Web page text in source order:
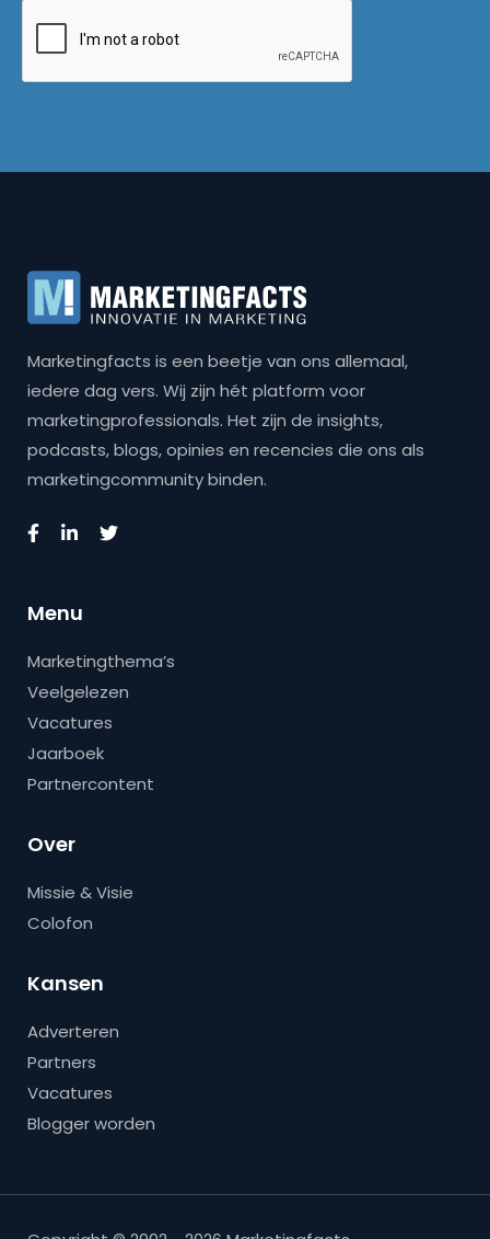
Marketingfacts is een beetje van ons allemaal,
iedere dag vers. Wij zijn hét platform voor
marketingprofessionals. Het zijn de insights,
podcasts, blogs, opinies en recencies die ons als
marketingcommunity binden.
Menu
Marketingthema’s
Veelgelezen
Vacatures
Jaarboek
Partnercontent
Over
Missie & Visie
Colofon
Kansen
Adverteren
Partners
Vacatures
Blogger worden